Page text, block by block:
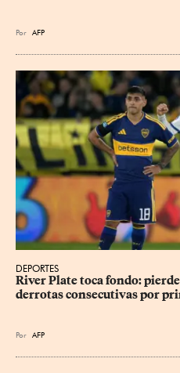
Por AFP
DEPORTES
River Plate toca fondo:
derrotas consecutivas por
Por AFP